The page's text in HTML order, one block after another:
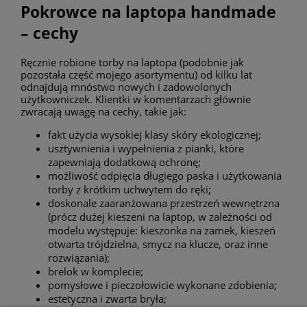
Pokrowce na laptopa handmade
– cechy
Ręcznie robione torby na laptopa (podobnie jak
pozostała część mojego asortymentu) od kilku lat
odnajdują mnóstwo nowych i zadowolonych
użytkowniczek. Klientki w komentarzach głównie
zwracają uwagę na cechy, takie jak:
fakt użycia wysokiej klasy skóry ekologicznej;
usztywnienia i wypełnienia z pianki, które
zapewniają dodatkową ochronę;
możliwość odpięcia długiego paska i użytkowania
torby z krótkim uchwytem do ręki;
doskonale zaaranżowana przestrzeń wewnętrzna
(prócz dużej kieszeni na laptop, w zależności od
modelu występuje: kieszonka na zamek, kieszeń
otwarta trójdzielna, smycz na klucze, oraz inne
rozwiązania);
brelok w komplecie;
pomysłowe i pieczołowicie wykonane zdobienia;
estetyczna i zwarta bryła;